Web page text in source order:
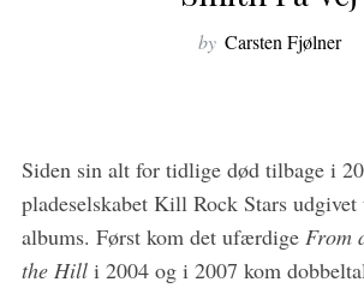
by Carsten Fjølner
Siden sin alt for tidlige død tilbage i
pladeselskabet Kill Rock Stars
albums. Først kom det ufærdige From
the Hilli 2004 og i 2007 kom